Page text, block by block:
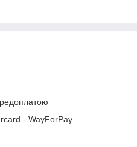
- WayForPay